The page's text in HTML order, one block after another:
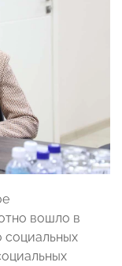
вошло в
социальных